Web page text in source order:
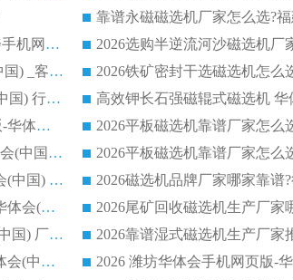
2026磁选机生产厂家哪家好?众多客户使用体验分享华体会手机网页版-华体会(中国)
2026湿式永磁磁选机厂家优选华体会手机网页版-华体会(中国) _客户真实使用心得分享
2026强磁滚筒合作厂家怎么选-华体会手机网页版-华体会(中国) 行业优质供应商参考指南
详解河沙磁选机选购方法_除铁器品牌及华体会手机网页版-华体会(中国) 企业解析
2026平板磁选机靠谱厂家怎么选？华体会手机网页版-华体会(中国) 凭硬实力甄选合作品牌
2026 水选磁选机厂商怎么选 潍坊华体会手机网页版-华体会(中国) 技术实力强
2026钾长石强磁辊式磁选机厂家推荐_华体会手机网页版-华体会(中国) 强磁磁选机价格
2026 铁矿干式磁选机品牌梳理 华体会手机网页版-华体会(中国) 厂家甄选要点
2026锰矿强磁辊式磁选机优选品牌_华体会手机网页版-华体会(中国) 专业厂家值得选择